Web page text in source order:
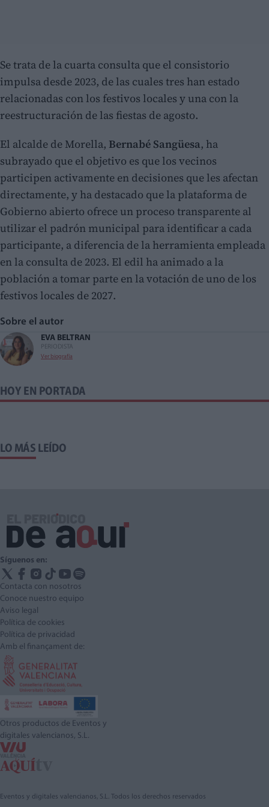
Se trata de la cuarta consulta que el consistorio
impulsa desde 2023, de las cuales tres han estado
relacionadas con los festivos locales y una con la
reestructuración de las fiestas de agosto.
El alcalde de Morella, Bernabé Sangüesa, ha
subrayado que el objetivo es que los vecinos
participen activamente en decisiones que les afectan
directamente, y ha destacado que la plataforma de
Gobierno abierto ofrece un proceso transparente al
utilizar el padrón municipal para identificar a cada
participante, a diferencia de la herramienta empleada
en la consulta de 2023. El edil ha animado a la
población a tomar parte en la votación de uno de los
festivos locales de 2027.
Sobre el autor
EVA BELTRAN
PERIODISTA
Ver biografía
HOY EN PORTADA
LO MÁS LEÍDO
Síguenos en:
Contacta con nosotros
Conoce nuestro equipo
Aviso legal
Política de cookies
Política de privacidad
Amb el finançament de:
Otros productos de Eventos y
digitales valencianos, S.L.
Eventos y digitales valencianos, S.L. Todos los derechos reservados